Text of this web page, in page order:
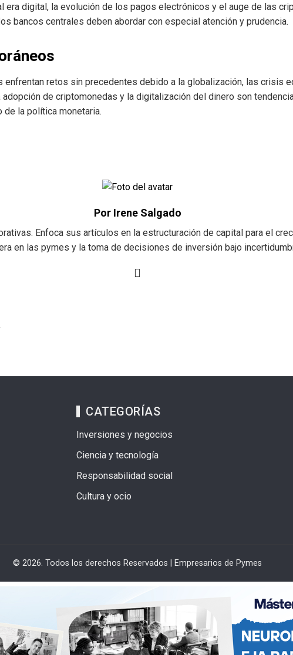
era digital, la evolución de los pagos electrónicos y el auge de las
bancos centrales deben abordar con especial atención y prudencia.
enfrentan retos sin precedentes debido a la globalización, las crisis
de criptomonedas y la digitalización del dinero son
la política monetaria.
Por Irene Salgado
Enfoca sus artículos en la estructuración de capital para el
en las pymes y la toma de decisiones de inversión bajo
CATEGORÍAS
Inversiones y negocios
Ciencia y tecnología
Responsabilidad social
Cultura y ocio
© 2026. Todos los derechos Reservados | Empresarios de Pymes